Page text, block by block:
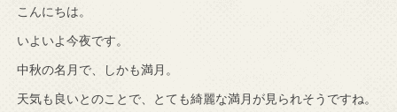
こんにちは。
いよいよ今夜です。
中秋の名月で、しかも満月。
天気も良いとのことで、とても綺麗な満月が見られそうですね。